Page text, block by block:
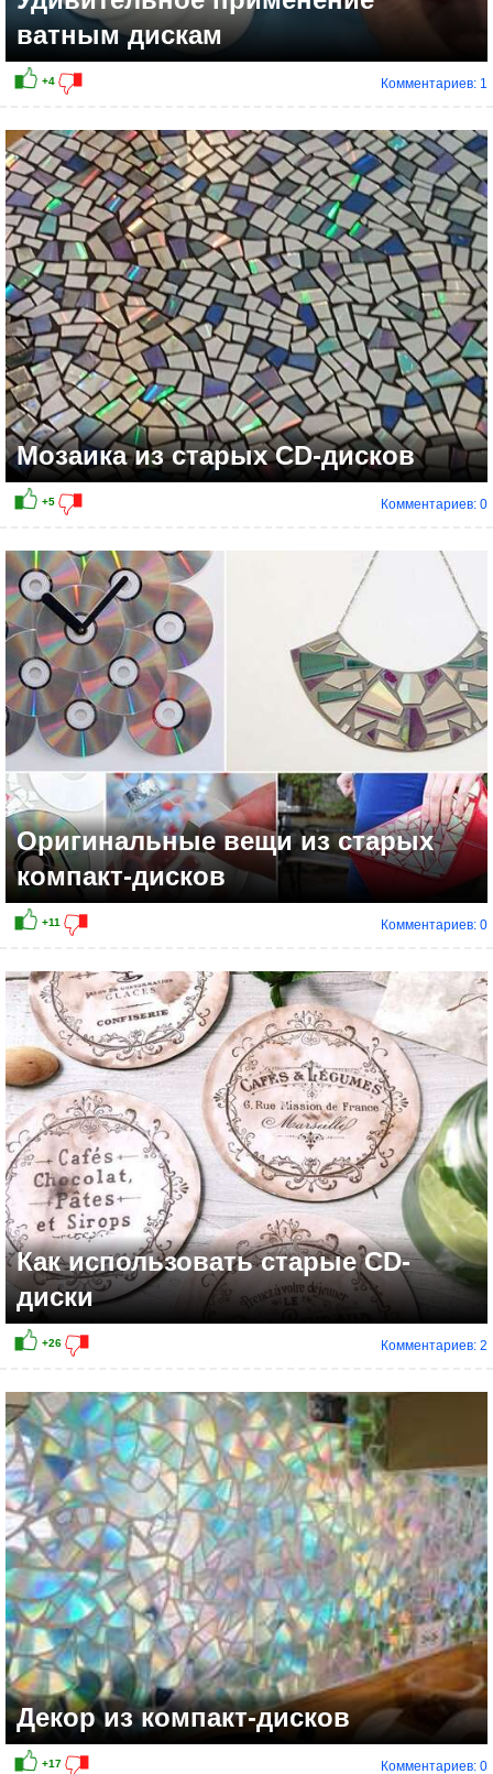
0
+9
ватным дискам
Комментариев: 1
Мозаика из старых СD-дисков
Комментариев: 0
Оригинальные вещи из старых
компакт-дисков
Комментариев: 0
Как использовать старые СD-
диски
Комментариев: 2
Декор из компакт-дисков
Комментариев: 0